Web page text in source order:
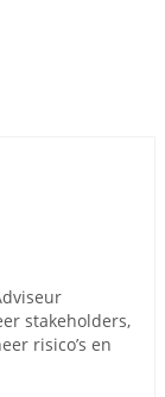
stakeholders,
risico’s en